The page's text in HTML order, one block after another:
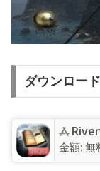
ダウンロード
金額: 無